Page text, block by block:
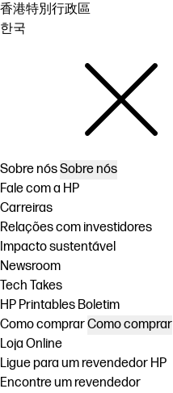
香港特別行政區
한국
Sobre nósSobre nós
Fale com a HP
Carreiras
Relações com investidores
Impacto sustentável
Newsroom
Tech Takes
HP Printables Boletim
Como comprarComo comprar
Loja Online
Ligue para um revendedor HP
Encontre um revendedor